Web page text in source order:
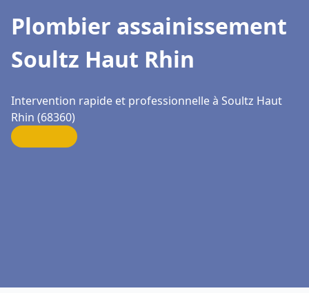
Plombier assainissement
Soultz Haut Rhin
Intervention rapide et professionnelle à Soultz Haut
Rhin (68360)